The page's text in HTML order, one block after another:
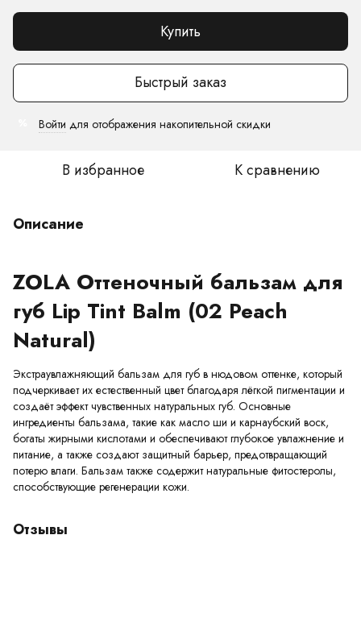
Купить
Быстрый заказ
Войти для отображения накопительной скидки
В избранное К сравнению
Описание
ZOLA Оттеночный бальзам для
губ Lip Tint Balm (02 Peach
Natural)
Экстраувлажняющий бальзам для губ в нюдовом оттенке, который
подчеркивает их естественный цвет благодаря лёгкой пигментации и
создаёт эффект чувственных натуральных губ. Основные
ингредиенты бальзама, такие как масло ши и карнаубский воск,
богаты жирными кислотами и обеспечивают глубокое увлажнение и
питание, а также создают защитный барьер, предотвращающий
потерю влаги. Бальзам также содержит натуральные фитостеролы,
способствующие регенерации кожи.
Отзывы